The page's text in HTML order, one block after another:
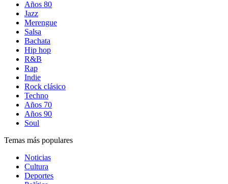
Años 80
Jazz
Merengue
Salsa
Bachata
Hip hop
R&B
Rap
Indie
Rock clásico
Techno
Años 70
Años 90
Soul
Temas más populares
Noticias
Cultura
Deportes